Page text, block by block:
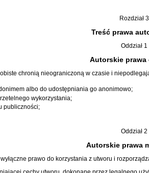
Rozdział
Treść prawa
Oddział 1
Autorskie prawa
chronią nieograniczoną w czasie i
albo do udostępniania go anonimowo;
wykorzystania;
publiczności;
Oddział 2
Autorskie prawa
prawo do korzystania z utworu i